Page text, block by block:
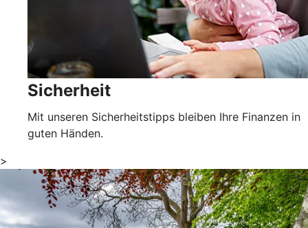
Sicherheit
Mit unseren Sicherheitstipps bleiben Ihre Finanzen in
guten Händen.
>